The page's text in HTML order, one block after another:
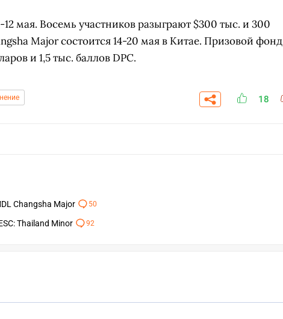
мая. Восемь участников разыграют $300 тыс. и 300
Major состоится 14-20 мая в Китае. Призовой фонд
и 1,5 тыс. баллов DPC.
18
Changsha Major 50
Thailand Minor 92